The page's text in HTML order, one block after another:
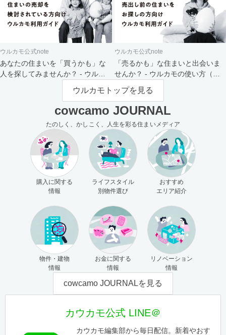
ウルカモ公式note
あなたの住まいを「買うかも」な
人を探してみませんか？ - ウルカ
ウルカモ公式note
「売るかも」な住まいと出会いま
せんか？ - ウルカモの使い方（買
主さま向け）
ウルカモトップを見る
cowcamo JOURNAL
たのしく、かしこく、人生を彩る住まいメディア
購入に関する
情報
ライフスタイル
別物件選び
おすすめ
エリア紹介
物件・建物
情報
お金に関する
情報
リノベーション
情報
cowcamo JOURNALを見る
カウカモ公式 LINE＠
カウカモ編集部から毎日配信。新着やおす